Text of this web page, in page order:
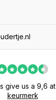
give us a 9,6 at
keurmerk